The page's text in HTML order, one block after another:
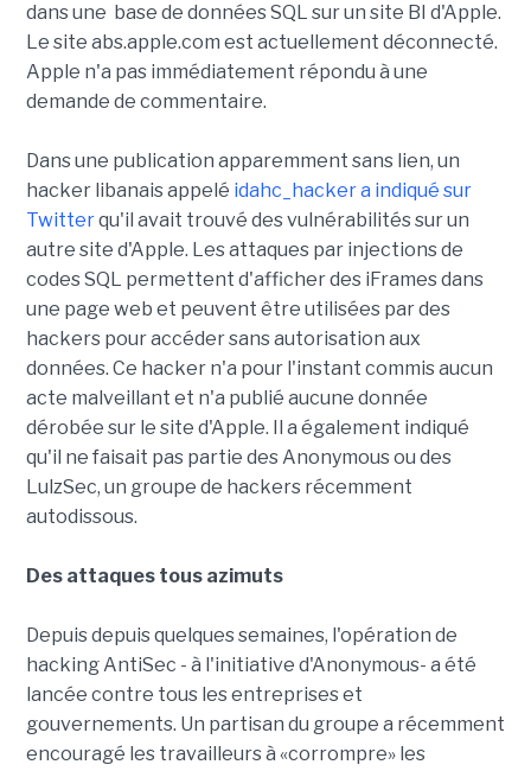
dans une base de données SQL sur un site BI d'Apple.
Le site abs.apple.com est actuellement déconnecté.
Apple n'a pas immédiatement répondu à une
demande de commentaire.
Dans une publication apparemment sans lien, un
hacker libanais appelé idahc_hacker a indiqué sur
Twitterqu'il avait trouvé des vulnérabilités sur un
autre site d'Apple. Les attaques par injections de
codes SQL permettent d'afficher des iFrames dans
une page web et peuvent être utilisées par des
hackers pour accéder sans autorisation aux
données. Ce hacker n'a pour l'instant commis aucun
acte malveillant et n'a publié aucune donnée
dérobée sur le site d'Apple. Il a également indiqué
qu'il ne faisait pas partie des Anonymous ou des
LulzSec, un groupe de hackers récemment
autodissous.
Des attaques tous azimuts
Depuis depuis quelques semaines, l'opération de
hacking AntiSec - à l'initiative d'Anonymous- a été
lancée contre tous les entreprises et
gouvernements. Un partisan du groupe a récemment
encouragé les travailleurs à «corrompre» les